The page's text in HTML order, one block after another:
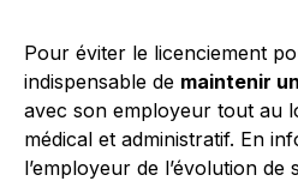
Pour éviter le licenciement
indispensable de maintenir
avec son employeur tout au
médical et administratif. En
l’employeur de l’évolution de